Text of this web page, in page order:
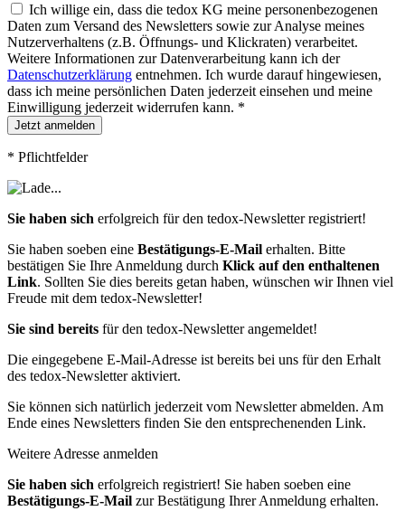
Ich willige ein, dass die tedox KG meine personenbezogenen
Daten zum Versand des Newsletters sowie zur Analyse meines
Nutzerverhaltens (z.B. Öffnungs- und Klickraten) verarbeitet.
Weitere Informationen zur Datenverarbeitung kann ich der
Datenschutzerklärung entnehmen. Ich wurde darauf hingewiesen,
dass ich meine persönlichen Daten jederzeit einsehen und meine
Einwilligung jederzeit widerrufen kann. *
Jetzt anmelden
* Pflichtfelder
Sie haben sich erfolgreich für den tedox-Newsletter registriert!
Sie haben soeben eine Bestätigungs-E-Mail erhalten. Bitte
bestätigen Sie Ihre Anmeldung durch Klick auf den enthaltenen
Link. Sollten Sie dies bereits getan haben, wünschen wir Ihnen viel
Freude mit dem tedox-Newsletter!
Sie sind bereits für den tedox-Newsletter angemeldet!
Die eingegebene E-Mail-Adresse ist bereits bei uns für den Erhalt
des tedox-Newsletter aktiviert.
Sie können sich natürlich jederzeit vom Newsletter abmelden. Am
Ende eines Newsletters finden Sie den entsprechenenden Link.
Weitere Adresse anmelden
Sie haben sich erfolgreich registriert! Sie haben soeben eine
Bestätigungs-E-Mail zur Bestätigung Ihrer Anmeldung erhalten.